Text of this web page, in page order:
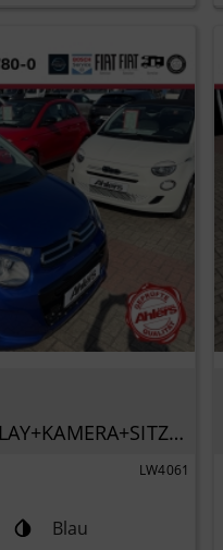
AIRSCAPE Shine+CARPLAY+KAMERA+SITZHEIZUNG+KLIMA+
LW4061
Blau